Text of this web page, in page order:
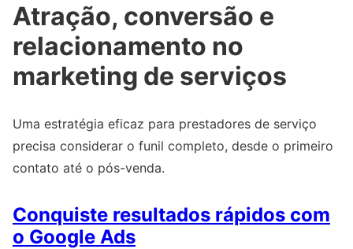
Atração, conversão e
relacionamento no
marketing de serviços
Uma estratégia eficaz para prestadores de serviço
precisa considerar o funil completo, desde o primeiro
contato até o pós-venda.
Conquiste resultados rápidos com
o Google Ads